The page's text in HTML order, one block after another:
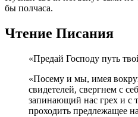
бы полчаса.
Чтение Писания
«Предай Господу путь
«Посему и мы, имея
свидетелей, свергнем с
запинающий нас грех и с
проходить предлежащее